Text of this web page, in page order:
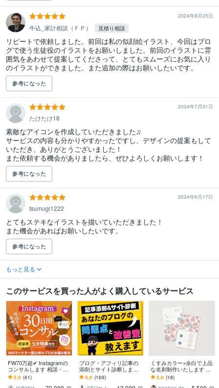
2024年8月25日
牛込_家計相談（ＦＰ） 見積り相談
リピートで依頼しました。前回は私の似顔絵イラスト、今回はブロ
グで使う生徒役のイラストをお願いしました。前回のイラストに雰
囲気をあわせて提案してくださって、とてもスムーズにお気に入り
のイラストができました。また追加の際はお願いしたいです。
参考になった
2024年7月31日
たけたけ18
素敵なアイコンを作成していただきました♫
サービスの内容も分かりやすかったですし、デザインの提案もして
いただき、ありがとうございました！
また依頼する機会がありましたら、ぜひよろしくお願いします！
参考になった
2024年6月17日
tsumugi1222
とてもステキなイラストを描いていただきました！
また機会があればお願いしたいです。
参考になった
もっと見る
このサービスを買った人がよく購入しているサービス
FW70万超✔ Instagramの
コンサルします 相談・質
問・添削など、何でもO
K！あなただけの専任パー
5.0 (41)
ブログ・アフィリ記事の
添削とサイト診断します
現役アフィリエイターの
本気の記事添削・構成や
5.0 (169)
くすみカラー×余白で上品
な名刺制作いたします 渡
すたびに「素敵」と言わ
れる。自信が持てる、洗
5.0 (18)